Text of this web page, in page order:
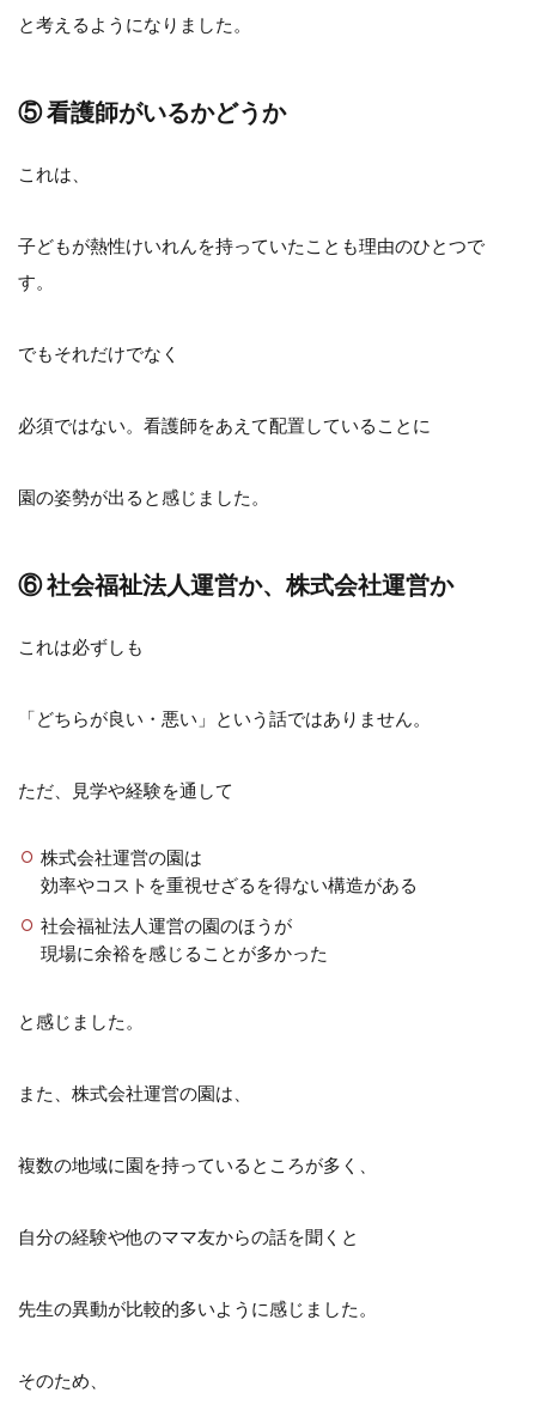
と考えるようになりました。
⑤ 看護師がいるかどうか
これは、
子どもが熱性けいれんを持っていたことも理由のひとつで
す。
でもそれだけでなく
必須ではない。看護師をあえて配置していることに
園の姿勢が出ると感じました。
⑥ 社会福祉法人運営か、株式会社運営か
これは必ずしも
「どちらが良い・悪い」という話ではありません。
ただ、見学や経験を通して
株式会社運営の園は
効率やコストを重視せざるを得ない構造がある
社会福祉法人運営の園のほうが
現場に余裕を感じることが多かった
と感じました。
また、株式会社運営の園は、
複数の地域に園を持っているところが多く、
自分の経験や他のママ友からの話を聞くと
先生の異動が比較的多いように感じました。
そのため、